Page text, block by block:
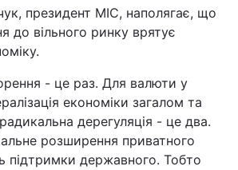
президент МІС, наполягає, що
до вільного ринку врятує
- це раз. Для валюти у
економіки загалом та
дерегуляція - це два.
розширення приватного
підтримки державного. Тобто